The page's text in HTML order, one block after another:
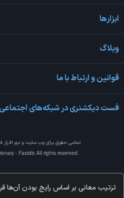
ابزارها
وبلاگ
قوانین و ارتباط با ما
فست دیکشنری در شبکه‌های اجتماعی
تمامی حقوق برای وب سایت و نرم افزار
- Fastdic All rights reserved.
ترتیب معانی بر اساس رایج بودن آن‌ها